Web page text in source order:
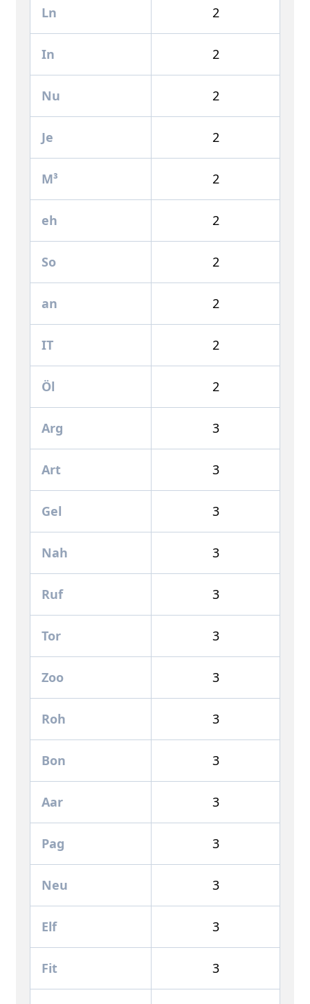
Ln 2
In 2
Nu 2
Je 2
M³ 2
eh 2
So 2
an 2
IT 2
Öl 2
Arg 3
Art 3
Gel 3
Nah 3
Ruf 3
Tor 3
Zoo 3
Roh 3
Bon 3
Aar 3
Pag 3
Neu 3
Elf 3
Fit 3